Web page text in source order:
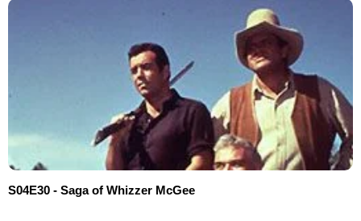
S04E30 - Saga of Whizzer McGee